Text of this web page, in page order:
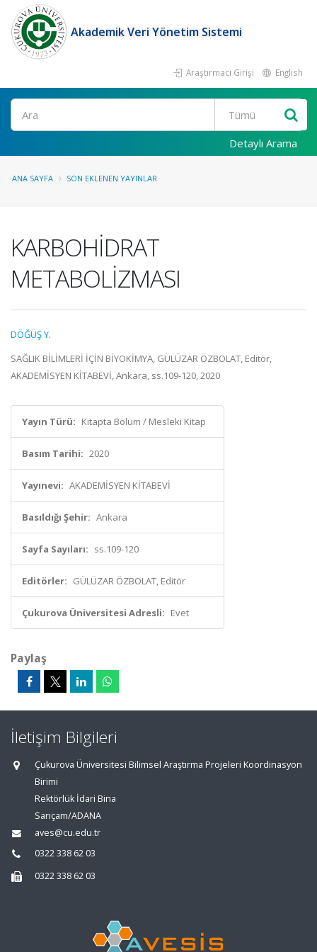
Akademik Veri Yönetim Sistemi
Araştırmacı Girişi English
Ara
Detaylı Arama
ANA SAYFA SON EKLENEN YAYINLAR
KARBOHİDRAT
METABOLİZMASI
DÖĞÜŞ Y.
SAĞLIK BİLİMLERİ İÇİN BİYOKİMYA, GÜLÜZAR ÖZBOLAT, Editör,
AKADEMİSYEN KİTABEVİ, Ankara, ss.109-120, 2020
Yayın Türü: Kitapta Bölüm / Mesleki Kitap
Basım Tarihi: 2020
Yayınevi: AKADEMİSYEN KİTABEVİ
Basıldığı Şehir: Ankara
Sayfa Sayıları: ss.109-120
Editörler: GÜLÜZAR ÖZBOLAT, Editör
Çukurova Üniversitesi Adresli: Evet
Paylaş
İletişim Bilgileri
Çukurova Üniversitesi Bilimsel Araştırma Projeleri Koordinasyon
Birimi
Rektörlük İdari Bina
Sarıçam/ADANA
aves@cu.edu.tr
0322 338 62 03
0322 338 62 03